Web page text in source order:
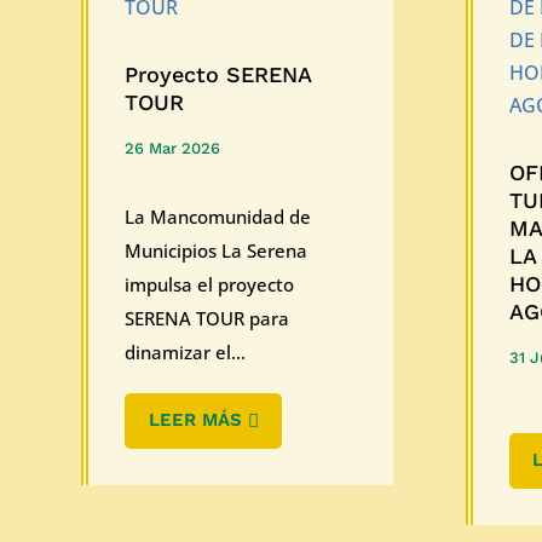
Proyecto SERENA
TOUR
26 Mar 2026
La Mancomunidad de
Municipios La Serena
impulsa el proyecto
SERENA TOUR para
dinamizar el...
LEER MÁS
LA
31